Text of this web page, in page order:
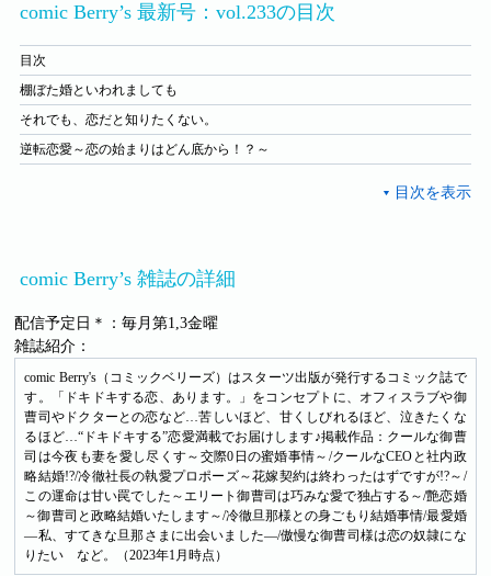
comic Berry’s 最新号：vol.233の目次
目次
棚ぼた婚といわれましても
それでも、恋だと知りたくない。
逆転恋愛～恋の始まりはどん底から！？～
comic Berry’s 雑誌の詳細
配信予定日＊：毎月第1,3金曜
雑誌紹介：
comic Berry's（コミックベリーズ）はスターツ出版が発行するコミック誌で
す。「ドキドキする恋、あります。」をコンセプトに、オフィスラブや御
曹司やドクターとの恋など…苦しいほど、甘くしびれるほど、泣きたくな
るほど…“ドキドキする”恋愛満載でお届けします♪掲載作品：クールな御曹
司は今夜も妻を愛し尽くす～交際0日の蜜婚事情～/クールなCEOと社内政
略結婚!?/冷徹社長の執愛プロポーズ～花嫁契約は終わったはずですが!?～/
この運命は甘い罠でした～エリート御曹司は巧みな愛で独占する～/艶恋婚
～御曹司と政略結婚いたします～/冷徹旦那様との身ごもり結婚事情/最愛婚
―私、すてきな旦那さまに出会いました―/傲慢な御曹司様は恋の奴隷にな
りたい など。（2023年1月時点）